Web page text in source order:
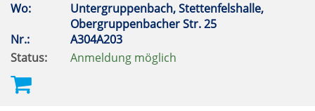
Wo:
Untergruppenbach, Stettenfelshalle,
Obergruppenbacher Str. 25
Nr.:
A304A203
Status:
Anmeldung möglich